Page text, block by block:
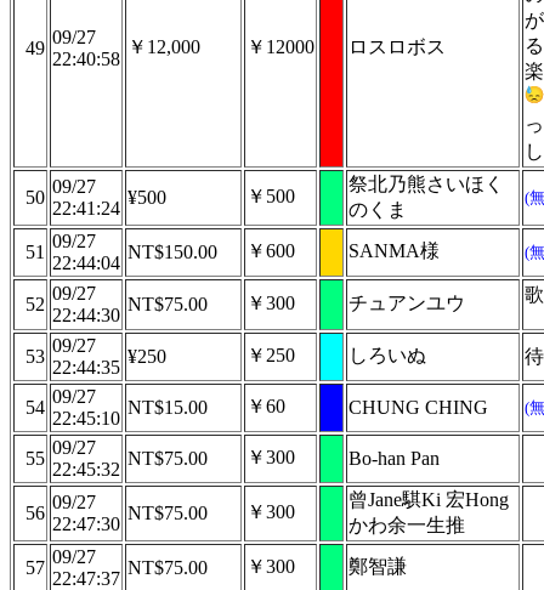
49
09/27
22:40:58
￥12,000 ￥12000 ロスロボス
50
09/27
22:41:24
¥500 ￥500
祭北乃熊さいほく
のくま
(
51
09/27
22:44:04
NT$150.00 ￥600 SANMA様 (
52
09/27
22:44:30
NT$75.00 ￥300 チュアンユウ
53
09/27
22:44:35
¥250 ￥250 しろいぬ
54
09/27
22:45:10
NT$15.00 ￥60 CHUNG CHING (
55
09/27
22:45:32
NT$75.00 ￥300 Bo-han Pan
56
09/27
22:47:30
NT$75.00 ￥300
曾Jane騏Ki 宏Hong
かわ余一生推
57
09/27
22:47:37
NT$75.00 ￥300 鄭智謙